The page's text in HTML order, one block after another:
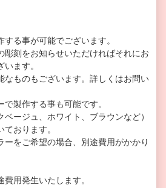
る事が可能でございます。
彫刻をお知らせいただければそれにお
ます。
なものもございます。詳しくはお問い
製作する事も可能です。
ベージュ、ホワイト、ブラウンなど）
おります。
ーをご希望の場合、別途費用がかかり
用発生いたします。